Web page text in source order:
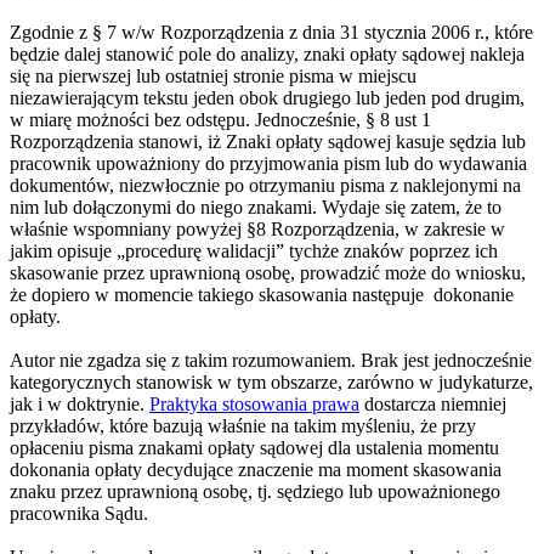
Zgodnie z § 7 w/w Rozporządzenia z dnia 31 stycznia 2006 r., które
będzie dalej stanowić pole do analizy, znaki opłaty sądowej nakleja
się na pierwszej lub ostatniej stronie pisma w miejscu
niezawierającym tekstu jeden obok drugiego lub jeden pod drugim,
w miarę możności bez odstępu. Jednocześnie, § 8 ust 1
Rozporządzenia stanowi, iż Znaki opłaty sądowej kasuje sędzia lub
pracownik upoważniony do przyjmowania pism lub do wydawania
dokumentów, niezwłocznie po otrzymaniu pisma z naklejonymi na
nim lub dołączonymi do niego znakami. Wydaje się zatem, że to
właśnie wspomniany powyżej §8 Rozporządzenia, w zakresie w
jakim opisuje „procedurę walidacji” tychże znaków poprzez ich
skasowanie przez uprawnioną osobę, prowadzić może do wniosku,
że dopiero w momencie takiego skasowania następuje dokonanie
opłaty.
Autor nie zgadza się z takim rozumowaniem. Brak jest jednocześnie
kategorycznych stanowisk w tym obszarze, zarówno w judykaturze,
jak i w doktrynie. Praktyka stosowania prawa dostarcza niemniej
przykładów, które bazują właśnie na takim myśleniu, że przy
opłaceniu pisma znakami opłaty sądowej dla ustalenia momentu
dokonania opłaty decydujące znaczenie ma moment skasowania
znaku przez uprawnioną osobę, tj. sędziego lub upoważnionego
pracownika Sądu.